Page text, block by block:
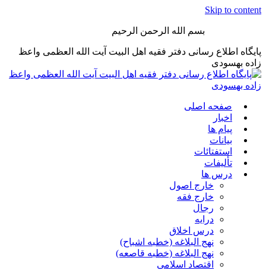
Skip to content
بسم الله الرحمن الرحیم
پایگاه اطلاع رسانی دفتر فقیه اهل البیت آیت الله العظمی واعظ
زاده بهسودی
صفحه اصلی
اخبار
پیام ها
بیانات
استفتائات
تألیفات
درس ها
خارج اصول
خارج فقه
رجال
درایه
درس اخلاق
نهج البلاغه (خطبه اشباح)
نهج البلاغه (خطبه قاصعه)
اقتصاد اسلامی